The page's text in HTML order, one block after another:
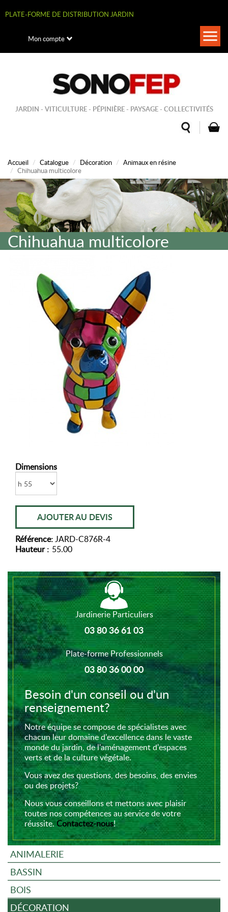
au
principal
PLATE-FORME DE DISTRIBUTION JARDIN
Mon compte
JARDIN - VITICULTURE - PÉPINIÈRE - PAYSAGE - COLLECTIVITÉS
Accueil Catalogue Décoration
Animaux en résine
Chihuahua multicolore
Chihuahua multicolore
Dimensions
AJOUTER AU DEVIS
Référence:JARD-C876R-4
Hauteur : 55.00
Jardinerie Particuliers
03 80 36 61 03
Plate-forme Professionnels
03 80 36 00 00
Besoin d'un conseil ou d'un
renseignement?
Notre équipe se compose de spécialistes avec
chacun leur domaine d'excellence dans le vaste
monde du jardin, de l'aménagement d'espaces
verts et de la culture végétale.
Vous avez des questions, des besoins, des envies
ou des projets?
Nous vous conseillons et mettons avec plaisir
toutes nos compétences au service de votre
réussite.Contactez-nous!
ANIMALERIE
BASSIN
BOIS
DÉCORATION